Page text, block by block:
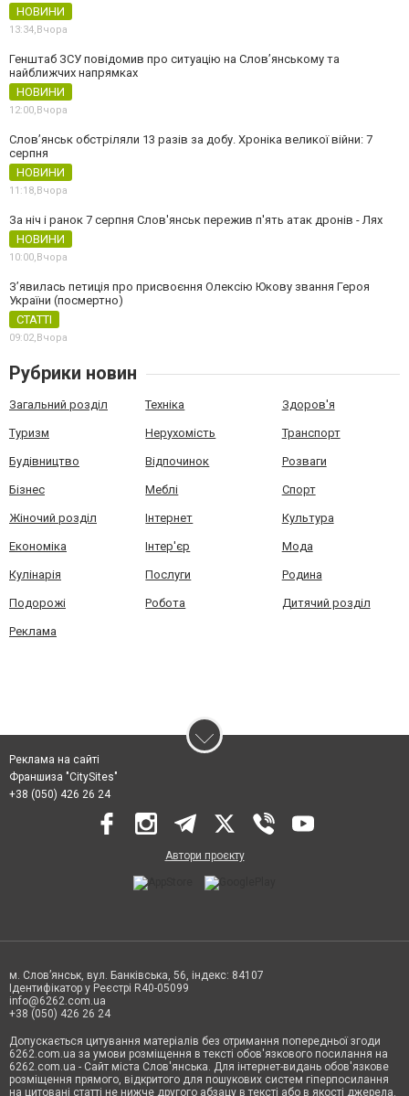
НОВИНИ
13:34,Вчора
Генштаб ЗСУ повідомив про ситуацію на Слов’янському та
найближчих напрямках
НОВИНИ
12:00,Вчора
Слов’янськ обстріляли 13 разів за добу. Хроніка великої війни: 7
серпня
НОВИНИ
11:18,Вчора
За ніч і ранок 7 серпня Слов'янськ пережив п'ять атак дронів - Лях
НОВИНИ
10:00,Вчора
З’явилась петиція про присвоєння Олексію Юкову звання Героя
України (посмертно)
СТАТТІ
09:02,Вчора
Рубрики новин
Загальний розділ Техніка Здоров'я
Туризм Нерухомість Транспорт
Будівництво Відпочинок Розваги
Бізнес Меблі Спорт
Жіночий розділ Інтернет Культура
Економіка Інтер'єр Мода
Кулінарія Послуги Родина
Подорожі Робота Дитячий розділ
Реклама
Реклама на сайті
Франшиза "CitySites"
+38 (050) 426 26 24
Автори проєкту
м. Слов’янськ, вул. Банківська, 56, індекс: 84107
Ідентифікатор у Реєстрі R40-05099
info@6262.com.ua
+38 (050) 426 26 24
Допускається цитування матеріалів без отримання попередньої згоди
6262.com.ua за умови розміщення в тексті обов'язкового посилання на
6262.com.ua - Сайт міста Слов'янська. Для інтернет-видань обов'язкове
розміщення прямого, відкритого для пошукових систем гіперпосилання
на цитовані статті не нижче другого абзацу в тексті або в якості джерела.